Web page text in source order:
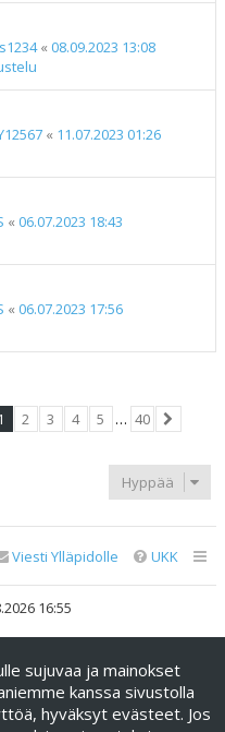
« 08.09.2023 13:08
« 11.07.2023 01:26
« 06.07.2023 18:43
« 06.07.2023 17:56
2 3 4 5 … 40
Hyppää
UKK
Viesti Ylläpidolle
16:55
harritapio, Pettis)
PixelGoose Studio
sujuvaa ja mainokset
kanssa sivustolla
hyväksyt evästeet. Jos